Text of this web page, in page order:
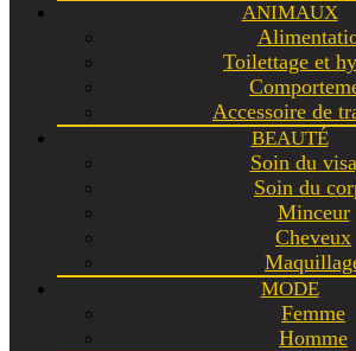
ANIMAUX
Toilettage et
Accessoire de
BEAUTÉ
Soin du
Soin du
Minceur
Cheveux
MODE
Femme
Homme